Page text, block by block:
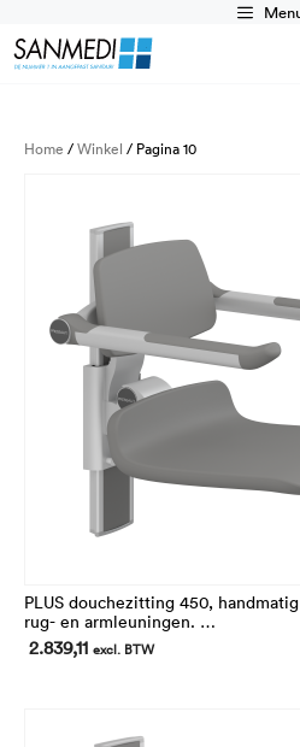
naar
de
Home /Winkel / Pagina 10
PLUS douchezitting 450,
rug- en armleuningen.
In hoogte 195 mm verstelbaar
2.839,11 excl. BTW